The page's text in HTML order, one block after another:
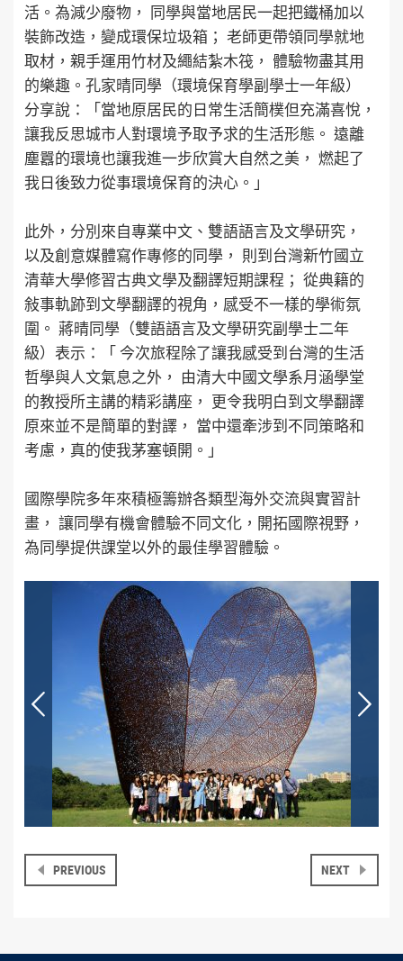
活。為減少廢物， 同學與當地居民一起把鐵桶加以
裝飾改造，變成環保垃圾箱； 老師更帶領同學就地
取材，親手運用竹材及繩結紮木筏， 體驗物盡其用
的樂趣。孔家晴同學（環境保育學副學士一年級）
分享說：「當地原居民的日常生活簡樸但充滿喜悅，
讓我反思城市人對環境予取予求的生活形態。 遠離
塵囂的環境也讓我進一步欣賞大自然之美， 燃起了
我日後致力從事環境保育的決心。」
此外，分別來自專業中文、雙語語言及文學研究，
以及創意媒體寫作專修的同學， 則到台灣新竹國立
清華大學修習古典文學及翻譯短期課程； 從典籍的
敍事軌跡到文學翻譯的視角，感受不一樣的學術氛
圍。 蔣晴同學（雙語語言及文學研究副學士二年
級）表示：「 今次旅程除了讓我感受到台灣的生活
哲學與人文氣息之外， 由清大中國文學系月涵學堂
的教授所主講的精彩講座， 更令我明白到文學翻譯
原來並不是簡單的對譯， 當中還牽涉到不同策略和
考慮，真的使我茅塞頓開。」
國際學院多年來積極籌辦各類型海外交流與實習計
畫， 讓同學有機會體驗不同文化，開拓國際視野，
為同學提供課堂以外的最佳學習體驗。
PREVIOUS NEXT